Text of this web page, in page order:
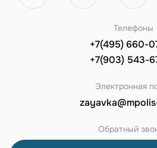
Телефоны
+7(495) 660-
+7(903) 543-
Электронная
Обратный